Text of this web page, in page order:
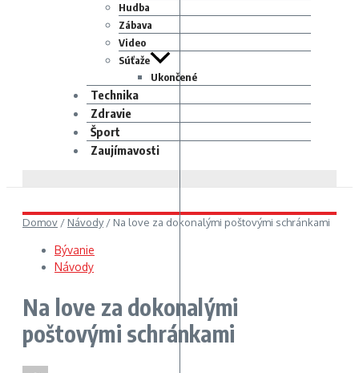
Hudba
Zábava
Video
Súťaže
Ukončené
Technika
Zdravie
Šport
Zaujímavosti
Domov / Návody/ Na love za dokonalými poštovými schránkami
Bývanie
Návody
Na love za dokonalými
poštovými schránkami